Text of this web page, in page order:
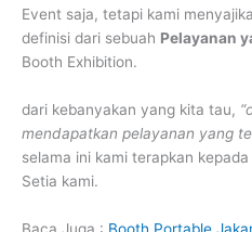
Event saja, tetapi kami
definisi dari sebuah Pelayanan
Booth Exhibition.
dari kebanyakan yang kita tau,
mendapatkan pelayanan yang
selama ini kami terapkan
Setia kami.
Baca Juga : Booth Portable